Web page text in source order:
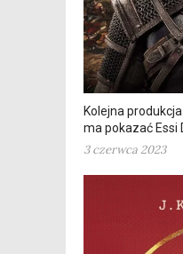
Kolejna
ma pokazać Essi
3 czerwca 2023